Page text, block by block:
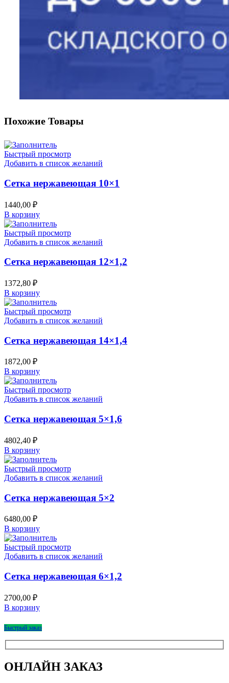
Похожие Товары
Быстрый просмотр
Добавить в список желаний
Сетка нержавеющая 10×1
1440,00 ₽
В корзину
Быстрый просмотр
Добавить в список желаний
Сетка нержавеющая 12×1,2
1372,80 ₽
В корзину
Быстрый просмотр
Добавить в список желаний
Сетка нержавеющая 14×1,4
1872,00 ₽
В корзину
Быстрый просмотр
Добавить в список желаний
Сетка нержавеющая 5×1,6
4802,40 ₽
В корзину
Быстрый просмотр
Добавить в список желаний
Сетка нержавеющая 5×2
6480,00 ₽
В корзину
Быстрый просмотр
Добавить в список желаний
Сетка нержавеющая 6×1,2
2700,00 ₽
В корзину
Быстрый заказ
ОНЛАЙН ЗАКАЗ